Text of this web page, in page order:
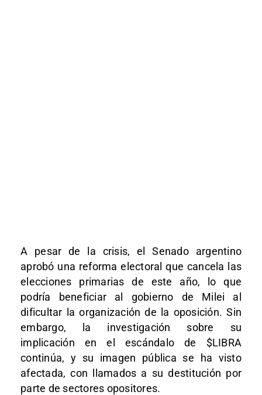
A pesar de la crisis, el Senado argentino
aprobó una reforma electoral que cancela las
elecciones primarias de este año, lo que
podría beneficiar al gobierno de Milei al
dificultar la organización de la oposición. Sin
embargo, la investigación sobre su
implicación en el escándalo de $LIBRA
continúa, y su imagen pública se ha visto
afectada, con llamados a su destitución por
parte de sectores opositores.